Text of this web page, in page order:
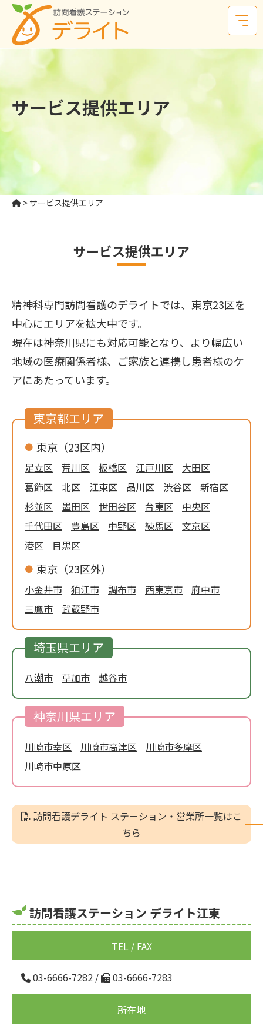
サービス提供エリア
> サービス提供エリア
サービス提供エリア
精神科専門訪問看護のデライトでは、東京23区を
中心にエリアを拡大中です。
現在は神奈川県にも対応可能となり、より幅広い
地域の医療関係者様、ご家族と連携し患者様のケ
アにあたっています。
東京都エリア
東京（23区内）
足立区 荒川区 板橋区 江戸川区
大田区
葛飾区
北区 江東区 品川区 渋谷区
新宿区
杉並区
墨田区 世田谷区 台東区
中央区
千代田区
豊島区 中野区 練馬区
文京区
港区
目黒区
東京（23区外）
小金井市 狛江市 調布市 西東京市
府中市
三鷹市
武蔵野市
埼玉県エリア
八潮市 草加市 越谷市
神奈川県エリア
川崎市幸区 川崎市高津区
川崎市多摩区
川崎市中原区
訪問看護デライト ステーション・営業所一覧はこ
ちら
訪問看護ステーション デライト江東
TEL / FAX
03-6666-7282 / 03-6666-7283
所在地